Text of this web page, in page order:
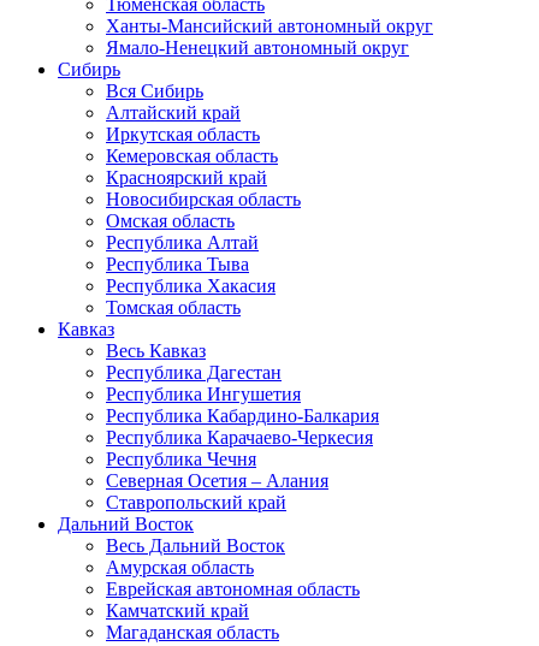
Тюменская область
Ханты-Мансийский автономный округ
Ямало-Ненецкий автономный округ
Сибирь
Вся Сибирь
Алтайский край
Иркутская область
Кемеровская область
Красноярский край
Новосибирская область
Омская область
Республика Алтай
Республика Тыва
Республика Хакасия
Томская область
Кавказ
Весь Кавказ
Республика Дагестан
Республика Ингушетия
Республика Кабардино-Балкария
Республика Карачаево-Черкесия
Республика Чечня
Северная Осетия – Алания
Ставропольский край
Дальний Восток
Весь Дальний Восток
Амурская область
Еврейская автономная область
Камчатский край
Магаданская область